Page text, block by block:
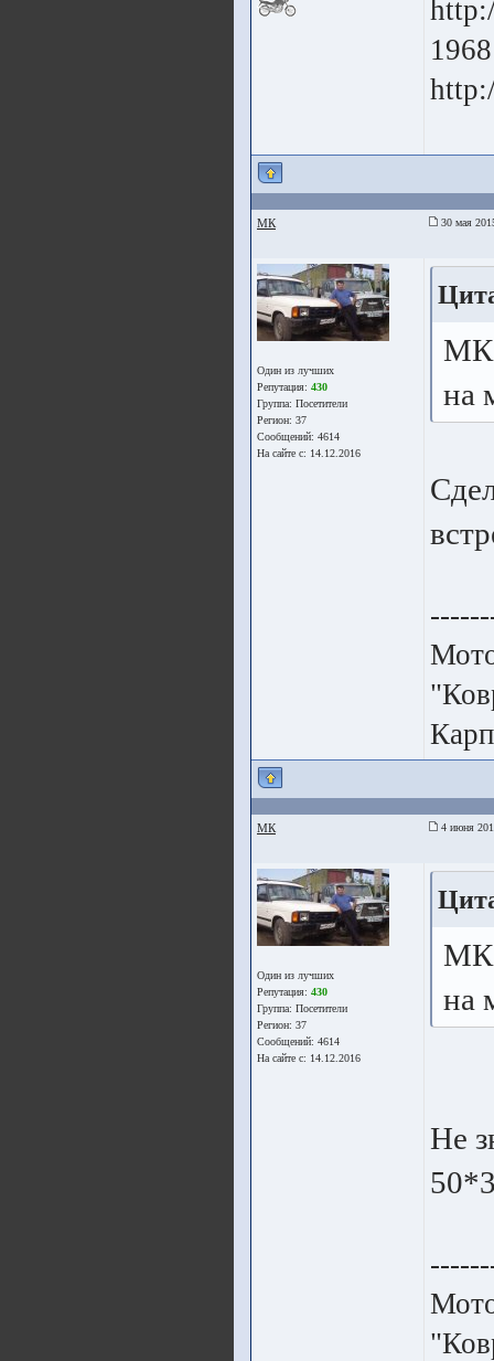
1968
МК 30 мая
Один из лучших
Репутация: 430
Группа: Посетители
Регион: 37
Сообщений: 4614
На сайте с: 14.12.2016
МК,
на
МК 4 июня
Один из лучших
Репутация: 430
Группа: Посетители
Регион: 37
Сообщений: 4614
На сайте с: 14.12.2016
МК,
на
Не